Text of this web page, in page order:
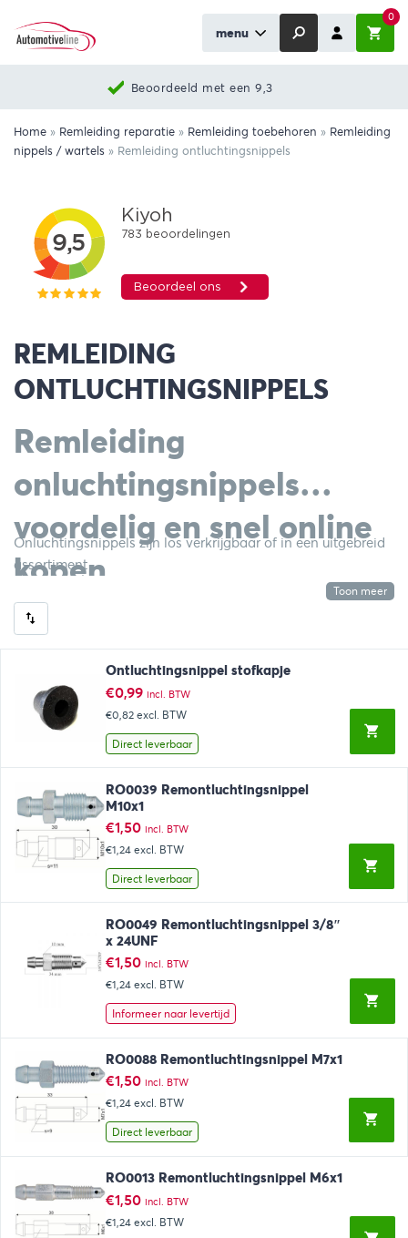
menu
0
Beoordeeld met een 9,3
Home » Remleiding reparatie » Remleiding toebehoren » Remleiding
nippels / wartels » Remleiding ontluchtingsnippels
REMLEIDING
ONTLUCHTINGSNIPPELS
Remleiding
onluchtingsnippels
voordelig en snel online
kopen
Onluchtingsnippels zijn los verkrijgbaar of in een uitgebreid
assortiment
Toon meer
Ontluchtingsnippel stofkapje
€0,99 incl. BTW
€0,82 excl. BTW
Direct leverbaar
RO0039 Remontluchtingsnippel
M10x1
€1,50 incl. BTW
€1,24 excl. BTW
Direct leverbaar
RO0049 Remontluchtingsnippel 3/8″
x 24UNF
€1,50 incl. BTW
€1,24 excl. BTW
Informeer naar levertijd
RO0088 Remontluchtingsnippel M7x1
€1,50 incl. BTW
€1,24 excl. BTW
Direct leverbaar
RO0013 Remontluchtingsnippel M6x1
€1,50 incl. BTW
€1,24 excl. BTW